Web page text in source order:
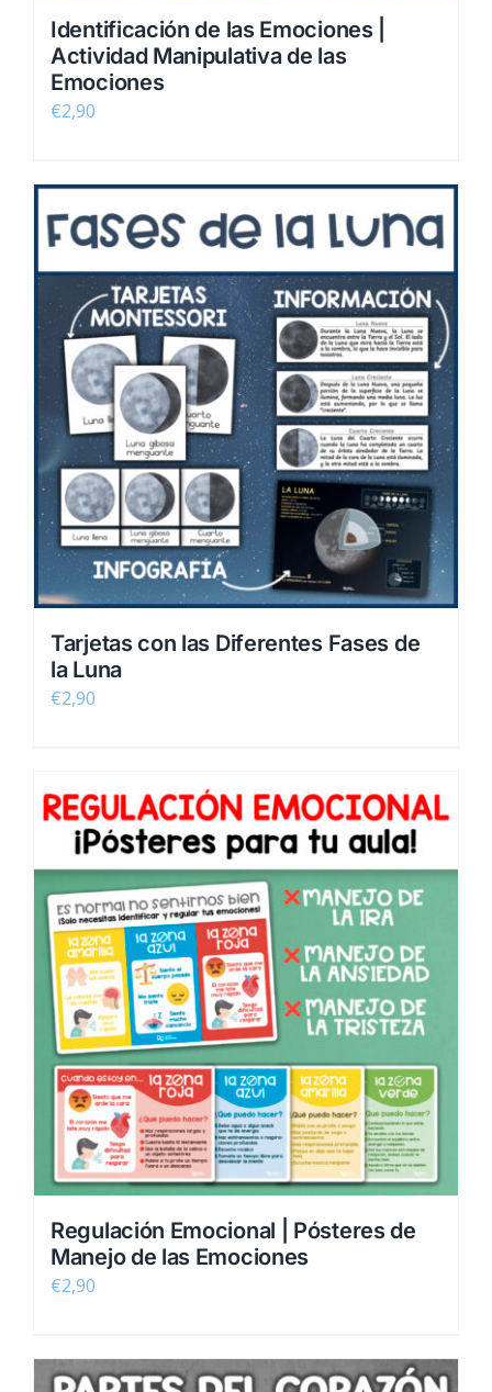
Identificación de las Emociones |
Actividad Manipulativa de las
Emociones
€2,90
Tarjetas con las Diferentes Fases de
la Luna
€2,90
Regulación Emocional | Pósteres de
Manejo de las Emociones
€2,90